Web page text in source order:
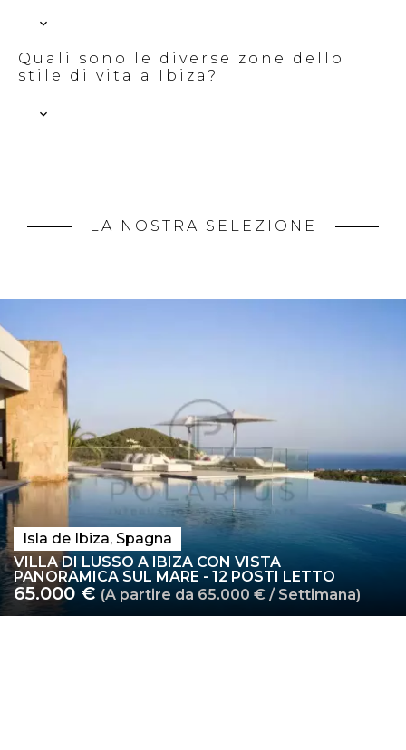
Quali sono le diverse zone dello
stile di vita a Ibiza?
LA NOSTRA SELEZIONE
Isla de Ibiza, Spagna
VILLA DI LUSSO A IBIZA CON VISTA
PANORAMICA SUL MARE - 12 POSTI LETTO
65.000 € (A partire da 65.000 € / Settimana)